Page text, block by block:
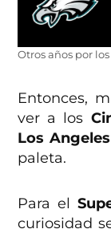
Otros años por
Entonces,
ver a los
Los
paleta.
Para el
curiosidad